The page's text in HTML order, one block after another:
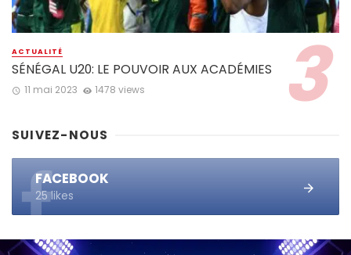
ACTUALITÉ
SÉNÉGAL U20: LE POUVOIR AUX ACADÉMIES
11 mai 2023 1478 views
SUIVEZ-NOUS
FACEBOOK
25 likes